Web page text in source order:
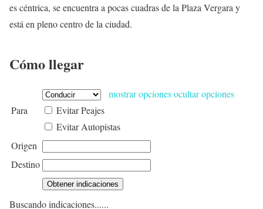
es céntrica, se encuentra a pocas cuadras de la Plaza Vergara y
está en pleno centro de la ciudad.
Cómo llegar
Para
mostrar opcionesocultar opciones
Evitar Peajes
Evitar Autopistas
Origen
Destino
Buscando indicaciones......